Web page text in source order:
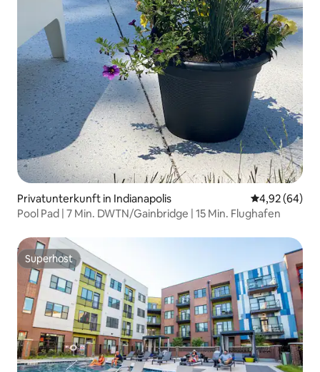
Privatunterkunft in Indianapolis
4,92 (64)
Pool Pad | 7 Min. DWTN/Gainbridge | 15 Min. Flughafen
Superhost
Superhost